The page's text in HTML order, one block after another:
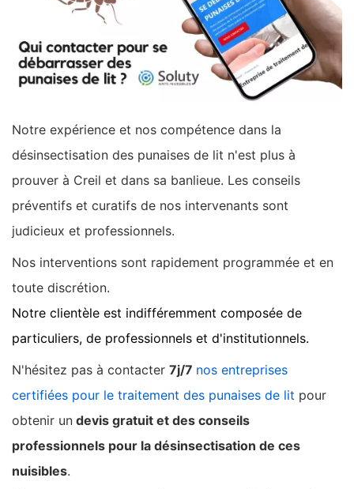
Notre expérience et nos compétence dans la
désinsectisation des punaises de lit n'est plus à
prouver à Creil et dans sa banlieue. Les conseils
préventifs et curatifs de nos intervenants sont
judicieux et professionnels.
Nos interventions sont rapidement programmée et en
toute discrétion.
Notre clientèle est indifféremment composée de
particuliers, de professionnels et d'institutionnels.
N'hésitez pas à contacter 7j/7 nos entreprises
certifiées pour le traitement des punaises de lit pour
obtenir un devis gratuit et des conseils
professionnels pour la désinsectisation de ces
nuisibles.